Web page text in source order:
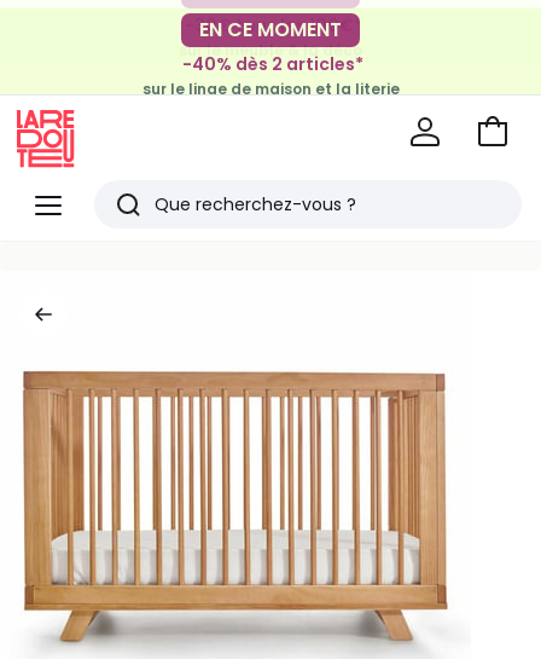
-30€ tous les 100€*
sur le meuble & la déco
EN CE MOMENT
-40% dès 2 articles*
sur le linge de maison et la literie
Menu
Redoute
Rechercher
Voir